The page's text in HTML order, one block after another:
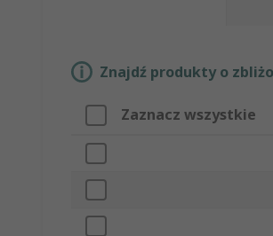
Znajdź produkty o
Zaznacz wszystkie